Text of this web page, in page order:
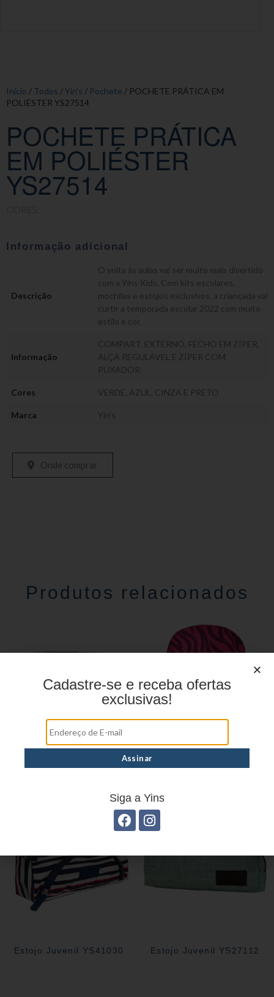
Início / Todos /Yin's / Pochete / POCHETE PRÁTICA EM
POLIÉSTER YS27514
POCHETE PRÁTICA
EM POLIÉSTER
YS27514
Informação adicional
Descrição
O volta às aulas vai ser muito mais divertido
com a Yins Kids. Com kits escolares,
mochilas e estojos exclusivos, a criançada vai
curtir a temporada escolar 2022 com muito
estilo e cor.
Informação
COMPART. EXTERNO, FECHO EM ZÍPER,
ALÇA REGULÁVEL E ZÍPER COM
PUXADOR.
Cores VERDE, AZUL, CINZA E PRETO
Marca Yin's
Onde comprar
Produtos relacionados
Estojo Juvenil YS27106
Estojo Juvenil YS41030 Estojo Juvenil YS27112
Cadastre-se e receba ofertas
exclusivas!
Siga a Yins